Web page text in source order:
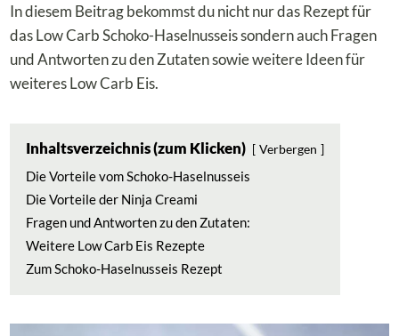
In diesem Beitrag bekommst du nicht nur das Rezept für
das Low Carb Schoko-Haselnusseis sondern auch Fragen
und Antworten zu den Zutaten sowie weitere Ideen für
weiteres Low Carb Eis.
Inhaltsverzeichnis (zum Klicken) Verbergen
Die Vorteile vom Schoko-Haselnusseis
Die Vorteile der Ninja Creami
Fragen und Antworten zu den Zutaten:
Weitere Low Carb Eis Rezepte
Zum Schoko-Haselnusseis Rezept